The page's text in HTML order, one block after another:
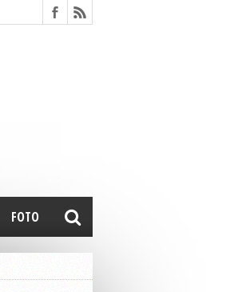
FOTO